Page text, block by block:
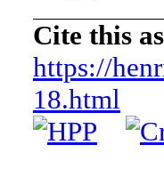
Cite this
https://
18.html